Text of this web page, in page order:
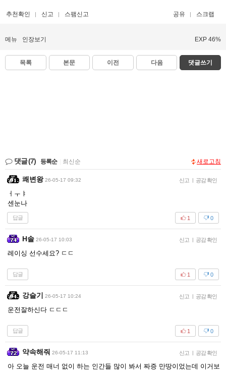
추천확인 신고 스팸신고 공유 스크랩
메뉴 인장보기 EXP 46%
목록 본문 이전 다음 댓글쓰기
댓글(7) 등록순 최신순 새로고침
쾌변왕 26-05-17 09:32 신고 | 공감 확인
ㅓㅜㅑ
센눈나
답글 0
1
H솔 26-05-17 10:03 신고 | 공감 확인
레이싱 선수세요? ㄷㄷ
답글 0
1
강슬기 26-05-17 10:24 신고 | 공감 확인
운전잘하신다 ㄷㄷㄷ
답글 0
1
약속해줘 26-05-17 11:13 신고 | 공감 확인
아 오늘 운전 매너 없이 하는 인간들 많이 봐서 짜증 만땅이었는데 이거보